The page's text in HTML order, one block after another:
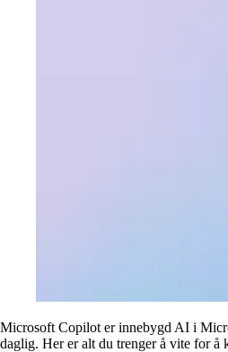
Microsoft Copilot er innebygd AI i
daglig. Her er alt du trenger å vite for å